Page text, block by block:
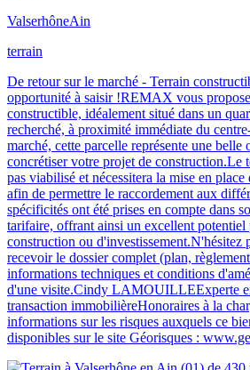
ValserhôneAin
terrain
De retour sur le marché - Terrain
opportunité à saisir !REMAX vous
constructible, idéalement situé dans un
recherché, à proximité immédiate du
marché, cette parcelle représente une belle
concrétiser votre projet de construction.Le
pas viabilisé et nécessitera la mise en
afin de permettre le raccordement aux
spécificités ont été prises en compte dans
tarifaire, offrant ainsi un excellent potentiel
construction ou d'investissement.N'hésitez
recevoir le dossier complet (plan,
informations techniques et conditions
d'une visite.Cindy LAMOUILLEExperte
transaction immobilièreHonoraires à la
informations sur les risques auxquels ce
disponibles sur le site Géorisques :